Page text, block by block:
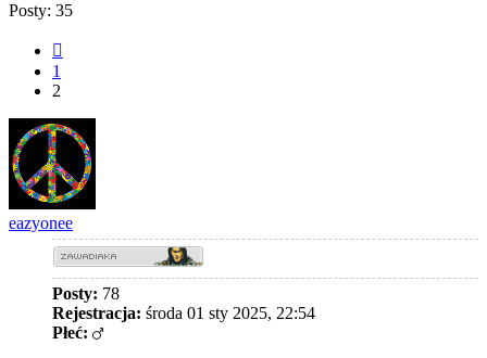
Posty: 35
1
2
eazyonee
Posty: 78
Rejestracja: środa 01 sty 2025, 22:54
Płeć: